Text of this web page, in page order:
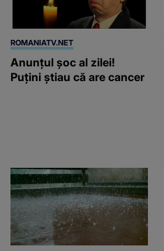
ROMANIATV.NET
Anunţul şoc al zilei!
Puţini ştiau că are cancer